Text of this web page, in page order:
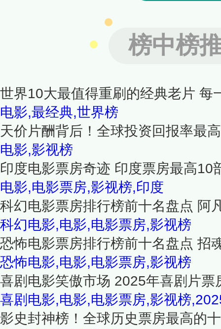
榜中榜
世界10大最值得重刷的经典老片 每
电影,最经典,世界榜
天价片酬背后！全球投资回报率最
电影,影视榜
印度电影票房奇迹 印度票房最高10
电影,电影票房,影视榜,印度
科幻电影票房排行榜前十名盘点 阿
科幻电影,电影,电影票房,影视榜
恐怖电影票房排行榜前十名盘点 招
恐怖电影,电影,电影票房,影视榜
喜剧电影笑傲市场 2025年喜剧片票
喜剧电影,电影,电影票房,影视榜
影史封神榜！全球历史票房最高的